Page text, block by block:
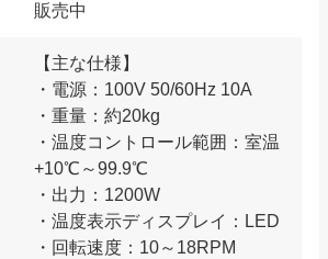
販売中
【主な仕様】
・電源：100V 50/60Hz 10A
・重量：約20kg
・温度コントロール範囲：室温
+10℃～99.9℃
・出力：1200W
・温度表示ディスプレイ：LED
・回転速度：10～18RPM